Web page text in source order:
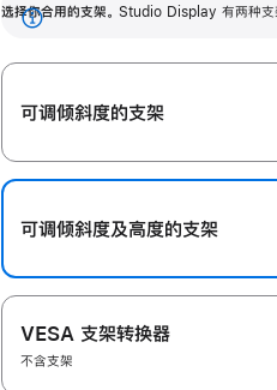
调节范围。
选择你合用的支架。 Studio Display 有两种支
展
开
可调倾斜度的支架
可调倾斜度及高‍度的支‍架
VESA 支架转换器
不含支架